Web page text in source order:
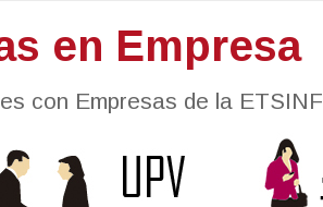
en Empresa
con Empresas de la ETSINF